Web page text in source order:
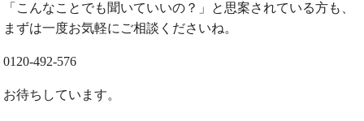
「こんなことでも聞いていいの？」と思案されている方も、
まずは一度お気軽にご相談くださいね。
0120-492-576
お待ちしています。